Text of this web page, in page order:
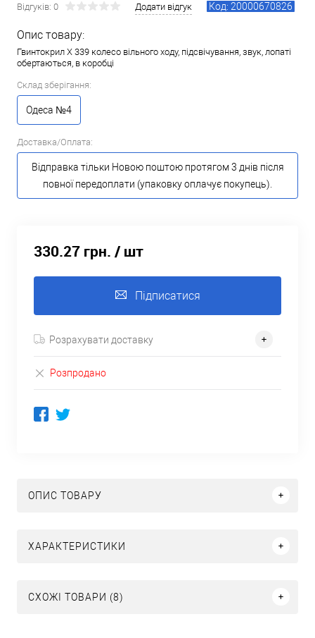
Відгуків: 0 Додати відгук Код: 20000670826
Опис товару:
Гвинтокрил X 339 колесо вільного ходу, підсвічування, звук, лопаті
обертаються, в коробці
Склад зберігання:
Одеса №4
Доставка/Оплата:
Відправка тільки Новою поштою протягом 3 днів після
повної передоплати (упаковку оплачує покупець).
330.27 грн. / шт
Підписатися
Розрахувати доставку
Розпродано
ОПИС ТОВАРУ
ХАРАКТЕРИСТИКИ
СХОЖІ ТОВАРИ (8)